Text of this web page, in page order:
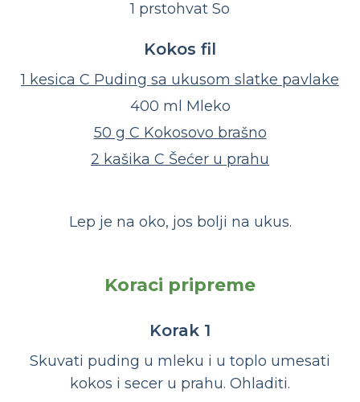
1 prstohvat So
Kokos fil
1 kesica C Puding sa ukusom slatke pavlake
400 ml Mleko
50 g C Kokosovo brašno
2 kašika C Šećer u prahu
Lep je na oko, jos bolji na ukus.
Koraci pripreme
Korak 1
Skuvati puding u mleku i u toplo umesati
kokos i secer u prahu. Ohladiti.